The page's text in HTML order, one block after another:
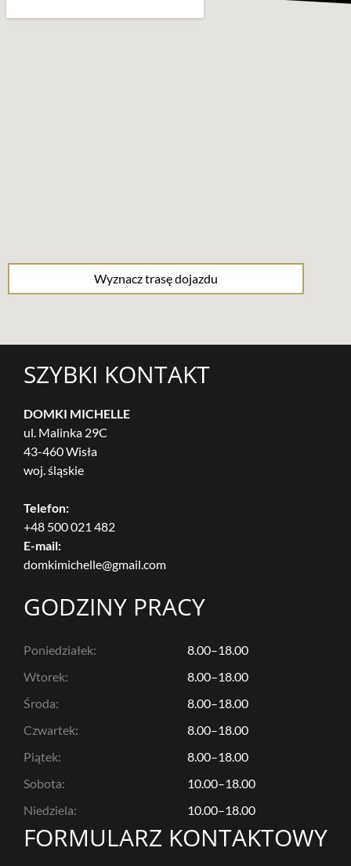
Wyznacz trasę dojazdu
SZYBKI KONTAKT
DOMKI MICHELLE
ul. Malinka 29C
43-460 Wisła
woj. śląskie
Telefon:
+48 500 021 482
E-mail:
domkimichelle@gmail.com
GODZINY PRACY
Poniedziałek:
Wtorek:
Środa:
Czwartek:
Piątek:
Sobota:
Niedziela:
8.00–18.00
8.00–18.00
8.00–18.00
8.00–18.00
8.00–18.00
10.00–18.00
10.00–18.00
FORMULARZ KONTAKTOWY